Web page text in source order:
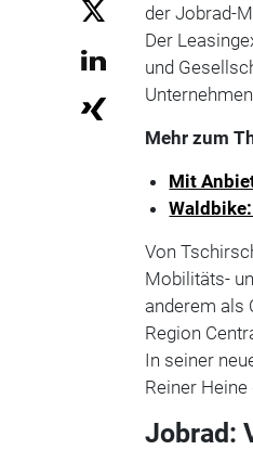
der Jobrad-
Der
und
Mehr zum
Mit
Von
Mobilitäts-
anderem als
Region
In seiner
Reiner
Jobrad: